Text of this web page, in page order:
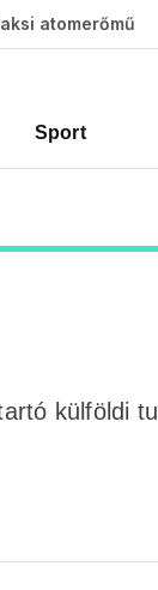
atomerőmű
Sport
külföldi